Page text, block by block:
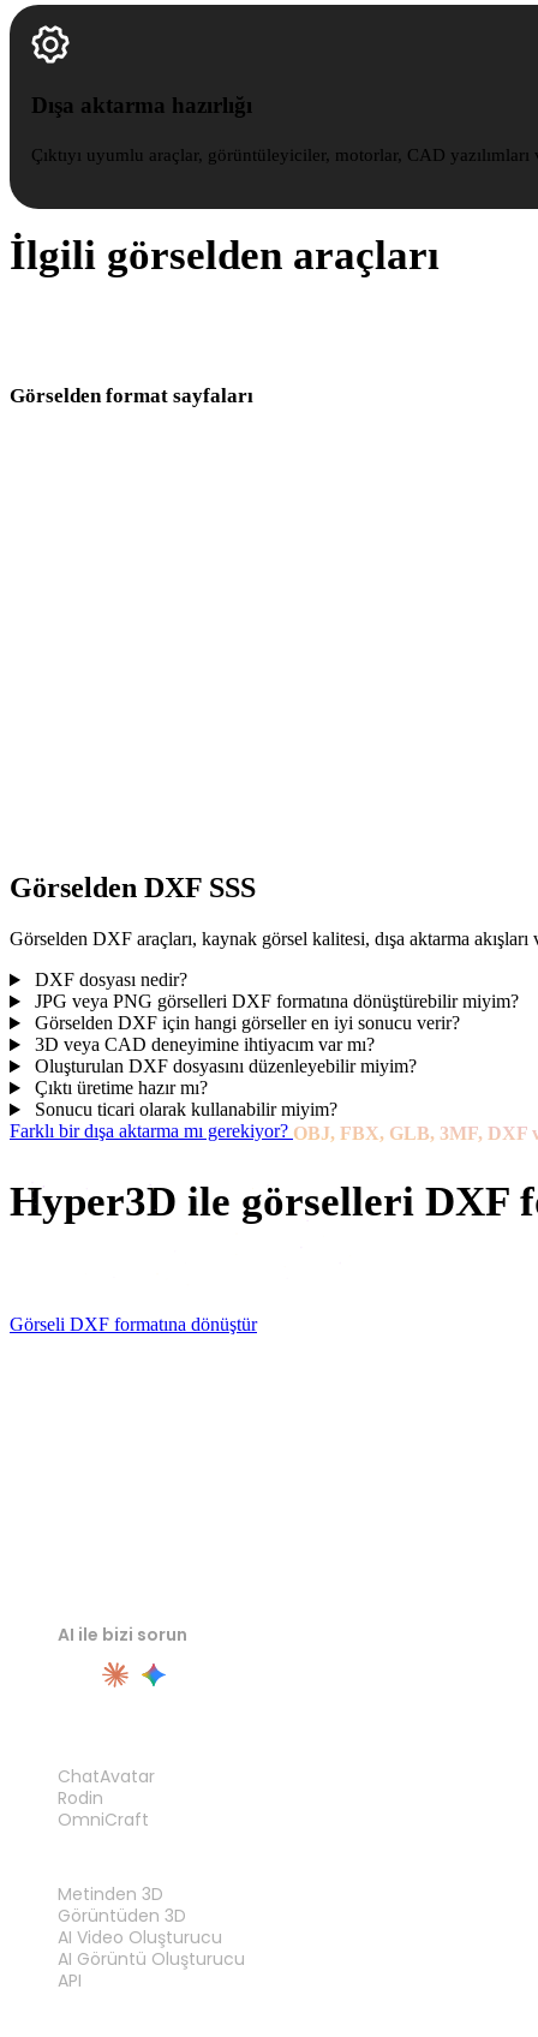
Dışa aktarma hazırlığı
Çıktıyı uyumlu araçlar, görüntüleyiciler, motorlar, CAD yazılımları
İlgili görselden araçları
Görselden format sayfaları
Görselden DXF SSS
Görselden DXF araçları, kaynak görsel kalitesi, dışa aktarma akışları
DXF dosyası nedir?
JPG veya PNG görselleri DXF formatına dönüştürebilir miyim?
Görselden DXF için hangi görseller en iyi sonucu verir?
3D veya CAD deneyimine ihtiyacım var mı?
Oluşturulan DXF dosyasını düzenleyebilir miyim?
Çıktı üretime hazır mı?
Sonucu ticari olarak kullanabilir miyim?
Farklı bir dışa aktarma mı gerekiyor? OBJ, FBX, GLB, 3MF, DXF
Hyper3D ile görselleri DXF
Görseli DXF formatına dönüştür
AI ile bizi sorun
ChatAvatar
Rodin
OmniCraft
Metinden 3D
Görüntüden 3D
AI Video Oluşturucu
AI Görüntü Oluşturucu
API